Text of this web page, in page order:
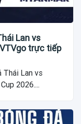
Lan vs
trực tiếp
Thái Lan vs
2026....